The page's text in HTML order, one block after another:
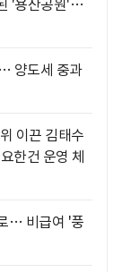
'용산공원'…
양도세 중과
이끈 김태수
한건 운영 체
… 비급여 '풍